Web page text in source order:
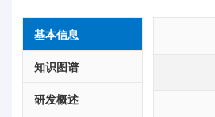
基本信息
知识图谱
研发概述